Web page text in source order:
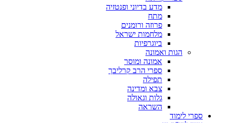
מדע בדיוני ופנטזיה
מתח
פרוזה ורומנים
מלחמות ישראל
ביוגרפיות
הגות ואמונה
אמונה ומוסר
ספרי הרב קרליבך
תפילה
צבא ומדינה
גלות וגאולה
השראה
ספרי לימוד